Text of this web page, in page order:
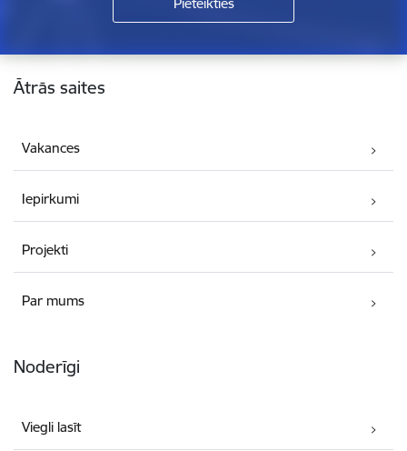
Kājene
Ātrās saites
Vakances
Iepirkumi
Projekti
Par mums
Noderīgi
Viegli lasīt